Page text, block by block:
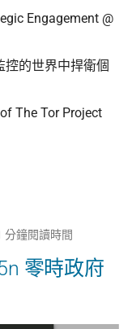
Engagement @
控的世界中捍衛個
The Tor Project
分鐘閱讀時間
零時政府